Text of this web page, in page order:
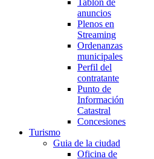
Tablón de
anuncios
Plenos en
Streaming
Ordenanzas
municipales
Perfil del
contratante
Punto de
Información
Catastral
Concesiones
Turismo
Guia de la ciudad
Oficina de